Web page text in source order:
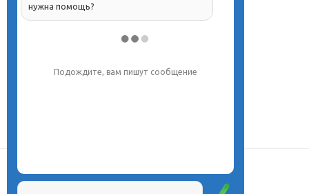
Проекты
нужна помощь?
Подождите, вам пишут сообщение